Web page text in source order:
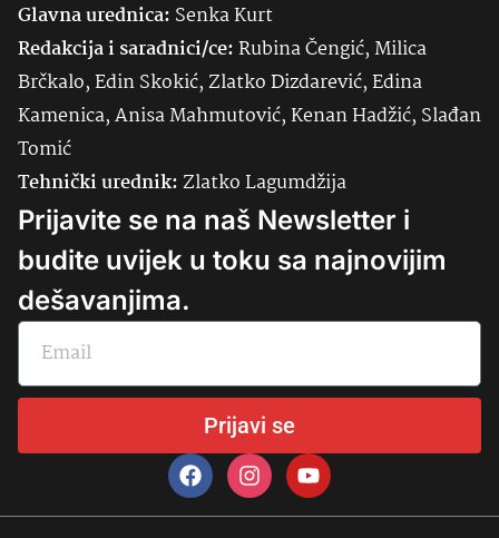
Glavna urednica: SenkaKurt
Redakcija i saradnici/ce:Rubina Čengić, Milica
Brčkalo, Edin Skokić, Zlatko Dizdarević, Edina
Kamenica, Anisa Mahmutović, Kenan Hadžić, Slađan
Tomić
Tehnički urednik:Zlatko Lagumdžija
Prijavite se na naš Newsletter i
budite uvijek u toku sa najnovijim
dešavanjima.
Prijavi se